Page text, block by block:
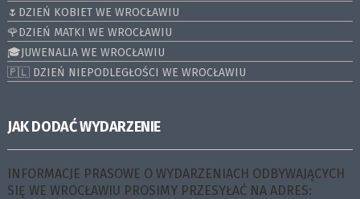
🌷DZIEŃ KOBIET WE WROCŁAWIU
🌹DZIEŃ MATKI WE WROCŁAWIU
🎓JUWENALIA WE WROCŁAWIU
🇵🇱 DZIEŃ NIEPODLEGŁOŚCI WE WROCŁAWIU
JAK DODAĆ WYDARZENIE
INFORMACJE PRASOWE O WYDARZENIACH ODBYWAJĄCYCH
SIĘ WE WROCŁAWIU PROSIMY PRZESYŁAĆ NA ADRES: